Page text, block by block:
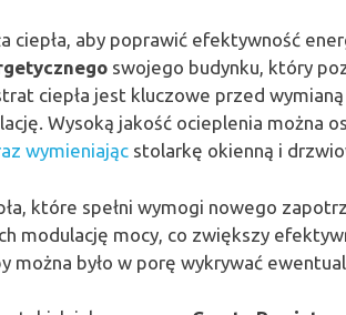
ciepła, aby poprawić efektywność
swojego budynku, który
ciepła jest kluczowe przed wymianą
Wysoką jakość ocieplenia można
wymieniając stolarkę okienną i
które spełni wymogi nowego
modulację mocy, co zwiększy
można było w porę wykrywać